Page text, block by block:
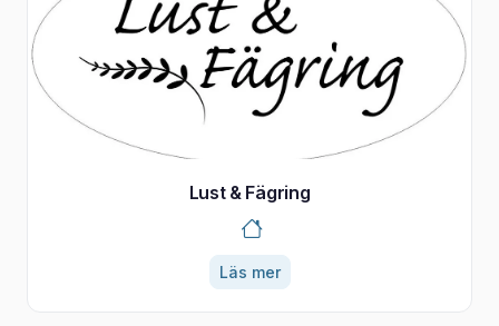
Lust & Fägring
Läs mer